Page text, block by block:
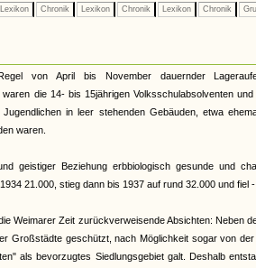
Lexikon Chronik Lexikon Chronik Lexikon Chronik
von April bis November dauernder
die 14- bis 15jährigen Volksschulabsolventen
in leer stehenden Gebäuden, etwa
waren.
geistiger Beziehung erbbiologisch gesunde und
21.000, stieg dann bis 1937 auf rund 32.000 und fiel
Weimarer Zeit zurückverweisende Absichten: Neben
Großstädte geschützt, nach Möglichkeit sogar von
als bevorzugtes Siedlungsgebiet galt. Deshalb